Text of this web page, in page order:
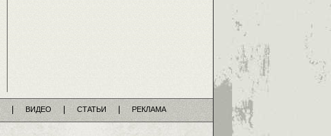
ВИДЕО СТАТЬИ РЕКЛАМА